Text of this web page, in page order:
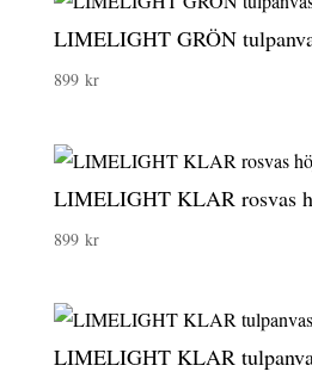
LIMELIGHT GRÖN
899 kr
LIMELIGHT KLAR rosvas
899 kr
LIMELIGHT KLAR